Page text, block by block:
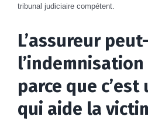
tribunal judiciaire compétent.
L’assureur
l’indemnisation
parce que c’est
qui aide la